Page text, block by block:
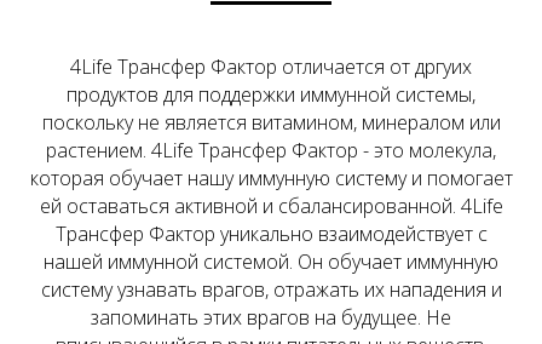
4Life Трансфер Фактор отличается от дргуих
продуктов для поддержки иммунной системы,
поскольку не является витамином, минералом или
растением. 4Life Трансфер Фактор - это молекула,
которая обучает нашу иммунную систему и помогает
ей оставаться активной и сбалансированной. 4Life
Трансфер Фактор уникально взаимодействует с
нашей иммунной системой. Он обучает иммунную
систему узнавать врагов, отражать их нападения и
запоминать этих врагов на будущее. Не